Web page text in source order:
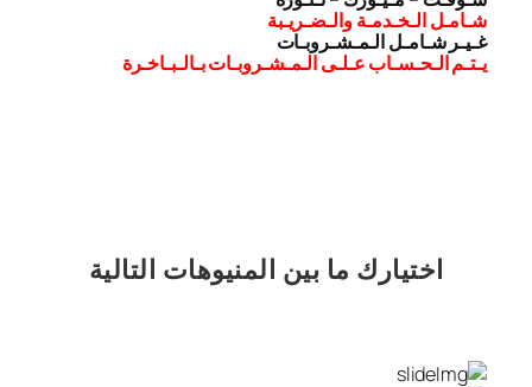
شـامـل الـخـدمـة والـضـريـبة
غـيـر شـامـل الـمـشـروبـات
يـتـم الـحـسـاب عـلـى الـمـشـروبـات بـالـبـاخـرة
اختيارك ما بين المنيوهات التالية